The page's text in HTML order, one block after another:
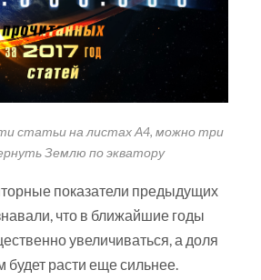
статьи на листах А4, можно три
Землю по экватору
показатели предыдущих
что в ближайшие годы
увеличиваться, а доля
будет расти еще сильнее.